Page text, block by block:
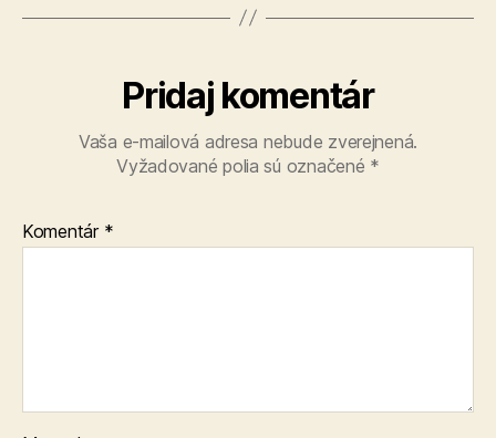
Pridaj komentár
Vaša e-mailová adresa nebude zverejnená.
Vyžadované polia sú označené *
Komentár *